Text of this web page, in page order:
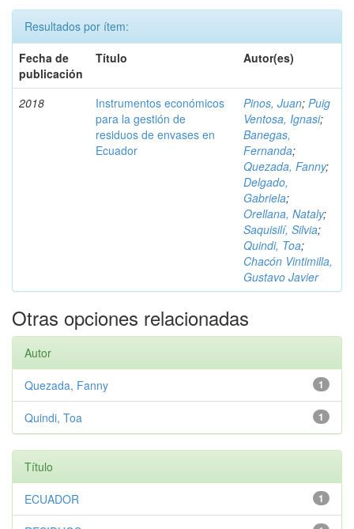
Resultados por ítem:
Fecha de
publicación
Título Autor(es)
2018
Instrumentos económicos
para la gestión de
residuos de envases en
Ecuador
Pinos, Juan; Puig
Ventosa, Ignasi;
Banegas,
Fernanda;
Quezada, Fanny;
Delgado,
Gabriela;
Orellana, Nataly;
Saquisilí, Silvia;
Quindi, Toa;
Chacón Vintimilla,
Gustavo Javier
Otras opciones relacionadas
Autor
1
Quezada, Fanny
1
Quindi, Toa
Título
1
ECUADOR